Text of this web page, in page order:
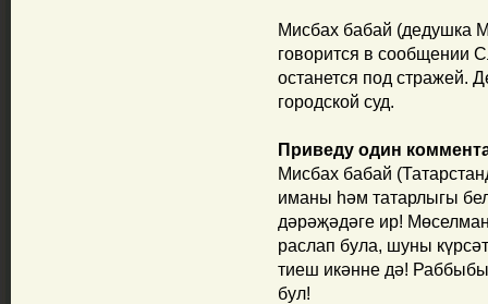
Мисбах бабай (дедушка
говорится в сообщении
останется под стражей.
городской суд.
Приведу один
Мисбах бабай
иманы һәм татарлыгы
дәрәҗәдәге ир!
раслап була, шуны
тиеш икәнне дә!
бул!